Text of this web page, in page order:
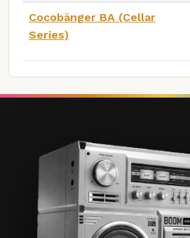
Cocobänger BA (Cellar
Series)